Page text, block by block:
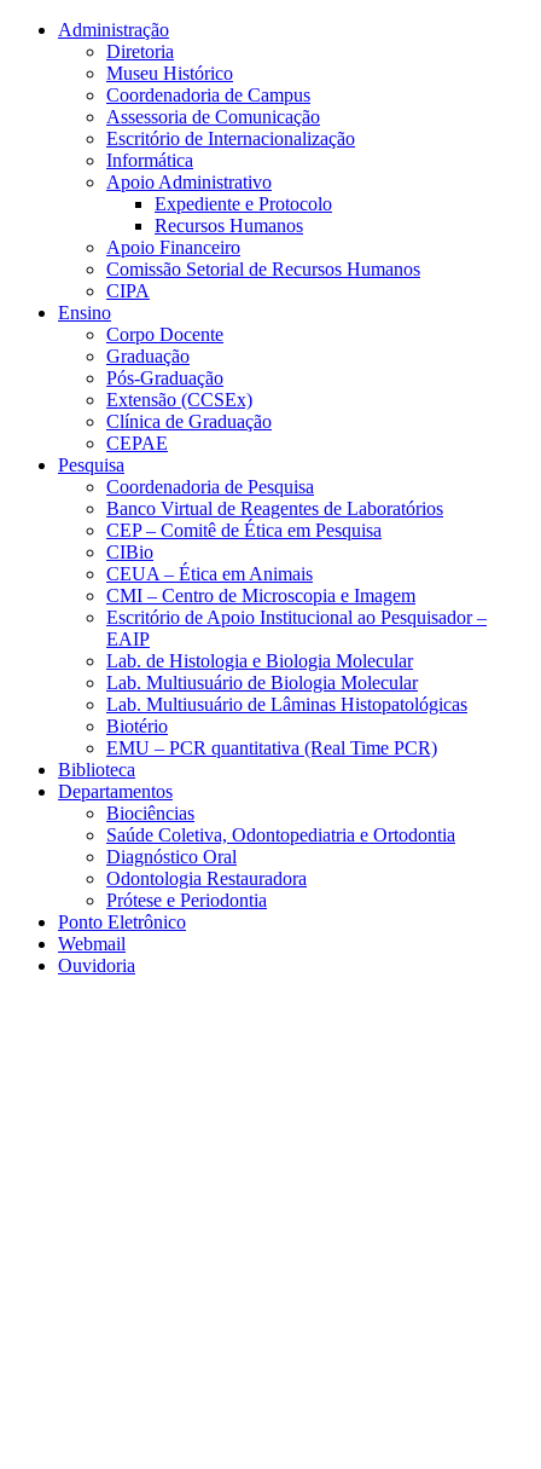
Conteúdo principal Menu principal
Administração
Diretoria
Museu Histórico
Coordenadoria de Campus
Assessoria de Comunicação
Escritório de Internacionalização
Informática
Apoio Administrativo
Expediente e Protocolo
Recursos Humanos
Apoio Financeiro
Comissão Setorial de Recursos Humanos
CIPA
Ensino
Corpo Docente
Graduação
Pós-Graduação
Extensão (CCSEx)
Clínica de Graduação
CEPAE
Pesquisa
Coordenadoria de Pesquisa
Banco Virtual de Reagentes de Laboratórios
CEP – Comitê de Ética em Pesquisa
CIBio
CEUA – Ética em Animais
CMI – Centro de Microscopia e Imagem
Escritório de Apoio Institucional ao Pesquisador –
EAIP
Lab. de Histologia e Biologia Molecular
Lab. Multiusuário de Biologia Molecular
Lab. Multiusuário de Lâminas Histopatológicas
Biotério
EMU – PCR quantitativa (Real Time PCR)
Biblioteca
Departamentos
Biociências
Saúde Coletiva, Odontopediatria e Ortodontia
Diagnóstico Oral
Odontologia Restauradora
Prótese e Periodontia
Ponto Eletrônico
Webmail
Ouvidoria